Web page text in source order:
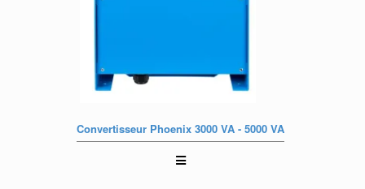
Convertisseur Phoenix 3000 VA - 5000 VA